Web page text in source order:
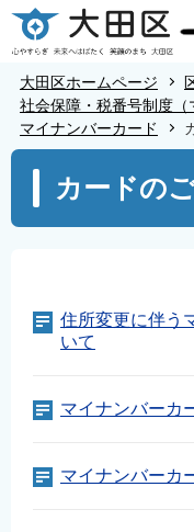
こ
の
の
頭
大田区ホームページ
社会保障・税番号制度（
マイナンバーカード
こ
カードの
住所変更に伴う
いて
マイナンバーカ
マイナンバーカ